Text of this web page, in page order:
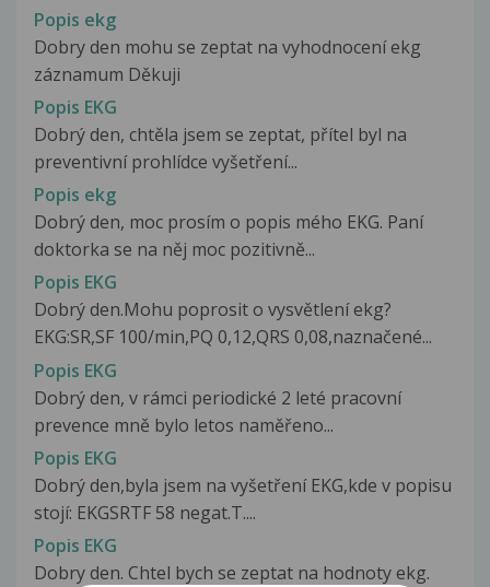
Popis ekg
Dobry den mohu se zeptat na vyhodnocení ekg
záznamum Děkuji
Popis EKG
Dobrý den, chtěla jsem se zeptat, přítel byl na
preventivní prohlídce vyšetření...
Popis ekg
Dobrý den, moc prosím o popis mého EKG. Paní
doktorka se na něj moc pozitivně...
Popis EKG
Dobrý den.Mohu poprosit o vysvětlení ekg?
EKG:SR,SF 100/min,PQ 0,12,QRS 0,08,naznačené...
Popis EKG
Dobrý den, v rámci periodické 2 leté pracovní
prevence mně bylo letos naměřeno...
Popis EKG
Dobrý den,byla jsem na vyšetření EKG,kde v popisu
stojí: EKGSRTF 58 negat.T....
Popis EKG
Dobry den. Chtel bych se zeptat na hodnoty ekg.